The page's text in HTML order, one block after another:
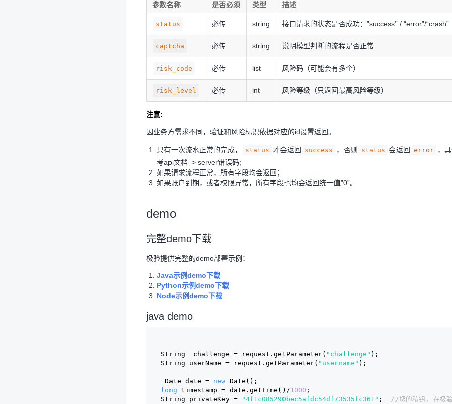
参数名称 是否必须 类型 描述
status 必传 string 接口请求的状态是否成功：”success” / “error”/“crash”
captcha 必传 string 说明模型判断的流程是否正常
risk_code 必传 list 风险码（可能会有多个）
risk_level 必传 int 风险等级（只返回最高风险等级）
注意:
因业务方需求不同，验证和风险标识依据对应的id设置返回。
只有一次流水正常的完成， status 才会返回 success ，否则 status 会返回 error ，
考api文档–> server错误码;
如果请求流程正常，所有字段均会返回；
如果账户到期，或者权限异常，所有字段也均会返回统一值”0”。
demo
完整demo下载
极验提供完整的demo部署示例：
Java示例demo下载
Python示例demo下载
Node示例demo下载
java demo
String  challenge = request.getParameter( "challenge" );
String userName = request.getParameter( "username" );
Date date = new Date();
long timestamp = date.getTime()/1000 ;
String privateKey =
"4f1c085290bec5afdc54df73535fc361" ;
//您的私钥, 在极验